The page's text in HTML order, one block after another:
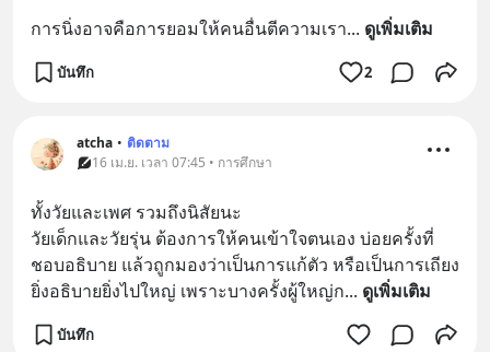
การนิ่งอาจคือการยอมให้คนอื่นตีความเรา... ดูเพิ่มเติม
บันทึก 2
atcha • ติดตาม
16 เม.ย. เวลา 07:45 • การศึกษา
ทั้งวัยและเพศ รวมถึงนิสัยนะ
วัยเด็กและวัยรุ่น ต้องการให้คนเข้าใจตนเอง บ่อยครั้งที่
ชอบอธิบาย แล้วถูกมองว่าเป็นการแก้ตัว หรือเป็นการเถียง
ยิ่งอธิบายยิ่งไปใหญ่ เพราะบางครั้งผู้ใหญ่ก... ดูเพิ่มเติม
บันทึก